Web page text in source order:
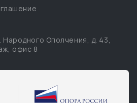
Народного Ополчения, д. 43,
офис 8